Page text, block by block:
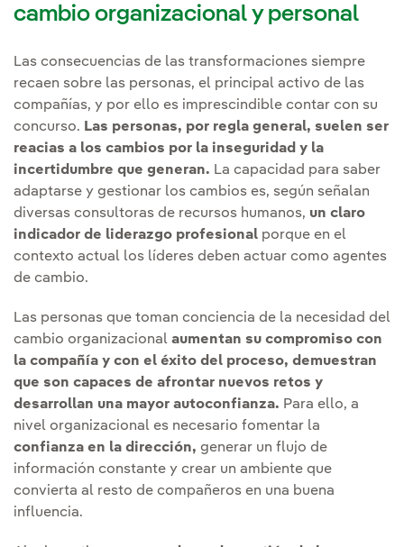
cambio organizacional y personal
Las consecuencias de las transformaciones siempre
recaen sobre las personas, el principal activo de las
compañías, y por ello es imprescindible contar con su
concurso. Las personas, por regla general, suelen ser
reacias a los cambios por la inseguridad y la
incertidumbre que generan. La capacidad para saber
adaptarse y gestionar los cambios es, según señalan
diversas consultoras de recursos humanos, un claro
indicador de liderazgo profesional porque en el
contexto actual los líderes deben actuar como agentes
de cambio.
Las personas que toman conciencia de la necesidad del
cambio organizacional aumentan su compromiso con
la compañía y con el éxito del proceso, demuestran
que son capaces de afrontar nuevos retos y
desarrollan una mayor autoconfianza. Para ello, a
nivel organizacional es necesario fomentar la
confianza en la dirección, generar un flujo de
información constante y crear un ambiente que
convierta al resto de compañeros en una buena
influencia.